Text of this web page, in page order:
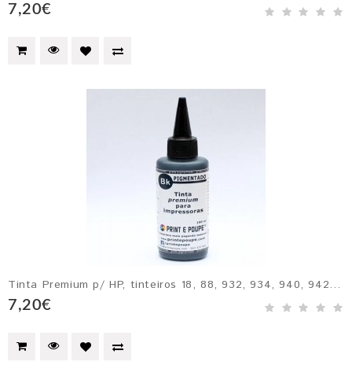
7,20€
Tinta Premium p/ HP, tinteiros 18, 88, 932, 934, 940, 942xl, 950, 953 e 957XL. PRETO pigmentado
7,20€